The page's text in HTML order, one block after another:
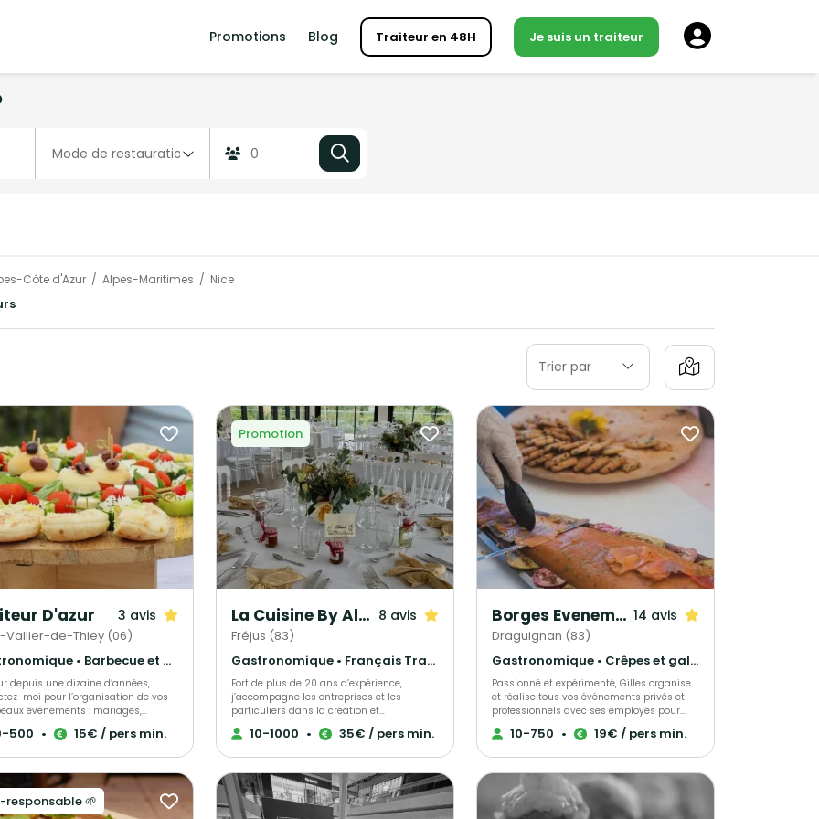
Promotions Blog Traiteur en 48H Je suis un traiteur
Côte d'Azur Alpes-Maritimes Nice
Trier par
D'azur 3 avis
Vallier-de-Thiey (06)
Gastronomique • Barbecue et grillades • Français Traditionnel
depuis une dizaine d’années,
moi pour l’organisation de vos
événements : mariages,
anniversaires, cocktails
événements privés et
une sélection de votre
nos assortiments de pièces
nos ateliers culinaires (foie gras
500 • 15€ / pers min.
Promotion
La Cuisine By Alexandre 8 avis
Fréjus (83)
Gastronomique • Français Traditionnel • Barbecue et grillades
Fort de plus de 20 ans d’expérience,
j’accompagne les entreprises et les
particuliers dans la création et
l’organisation d’événements
professionnels et privés ainsi que de
Cannes, Fréjus, Saint-Raphaël, Saint-
Tropez et Sainte-Maxime, à travers La
Cuisine By Alexandre Huertas. Je propose
10-1000 • 35€ / pers min.
Borges Evenements 14 avis
Draguignan (83)
Gastronomique • Crêpes et galettes • Cuisine régionale
Passionné et expérimenté, Gilles organise
et réalise tous vos événements privés et
professionnels avec ses employés pour
rendre votre moment unique. Elisabeth ou
Gilles vous accueilleront chaleureusement,
Tout est personnalisable afin que votre
réception soit un succès.
10-750 • 19€ / pers min.
responsable 🌱